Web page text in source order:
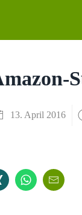
13. April 2016